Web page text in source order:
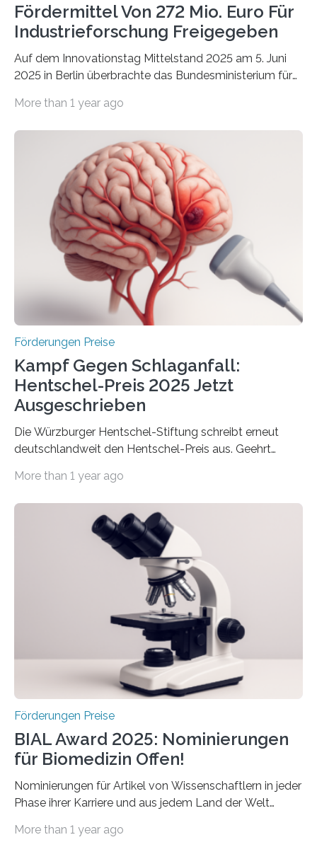
Fördermittel Von 272 Mio. Euro Für
Industrieforschung Freigegeben
Auf dem Innovationstag Mittelstand 2025 am 5. Juni
2025 in Berlin überbrachte das Bundesministerium für
Überplanmäßige Verpflichtungsermächtigungen in
Woche vom Haushaltsausschuss freigegeben – unter
anderem zur Unterstützung der
Industrieforschungsprogramme Industrielle
Gemeinschaftsforschung (IGF), Zentrales
Innovationsprogramm Mittelstand (ZIM) und
Innovationskompetenz INNO-KOM. Auf dem
Innovationstag Mittelstand 2025 am 5. Juni 2025 in
Berlin überbrachte das Bundesministerium für
Wirtschaft und Energie eine gute Nachricht:
Überplanmäßige Verpflichtungsermächtigungen in
More than 1 year ago
Förderungen Preise
Kampf Gegen Schlaganfall:
Hentschel-Preis 2025 Jetzt
Ausgeschrieben
Die Würzburger Hentschel-Stiftung schreibt erneut
deutschlandweit den Hentschel-Preis aus. Geehrt
hochrangige wissenschaftliche Publikation zum Thema
Schlaganfall“ mit Sitz in Würzburg fördert die
Schlaganfallforschung, um die Behandlung der
Betroffenen zu verbessern. Dazu schreibt sie auch in
diesem Jahr wieder deutschlandweit den Hentschel-
Preis aus. Er richtet sich gezielt an jüngere
Forscherinnen und Forscher unter 40 Jahren. Geehrt
werden soll eine herausragende Doktorarbeit oder eine
hochrangige wissenschaftliche Publikation zum Thema
More than 1 year ago
Förderungen Preise
BIAL Award 2025: Nominierungen
für Biomedizin Offen!
Nominierungen für Artikel von Wissenschaftlern in jeder
Phase ihrer Karriere und aus jedem Land der Welt
Leben gerufen, um die bemerkenswertesten
More than 1 year ago